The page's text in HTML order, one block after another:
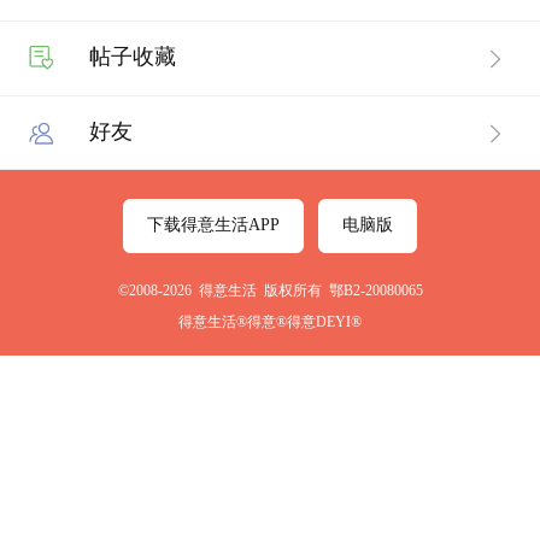
帖子收藏
好友
下载得意生活APP 电脑版
©2008-2026 得意生活 版权所有 鄂B2-20080065
得意生活®得意®得意DEYI®